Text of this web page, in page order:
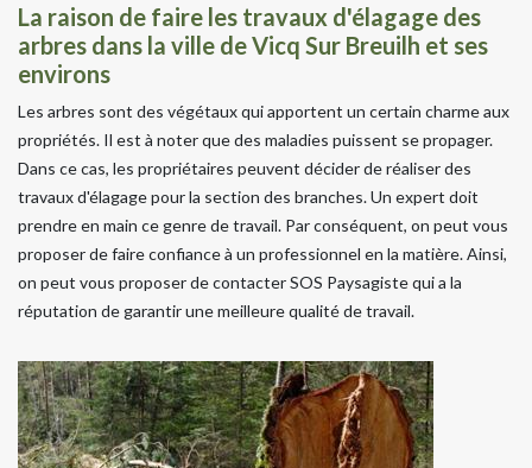
La raison de faire les travaux d'élagage des
arbres dans la ville de Vicq Sur Breuilh et ses
environs
Les arbres sont des végétaux qui apportent un certain charme aux
propriétés. Il est à noter que des maladies puissent se propager.
Dans ce cas, les propriétaires peuvent décider de réaliser des
travaux d'élagage pour la section des branches. Un expert doit
prendre en main ce genre de travail. Par conséquent, on peut vous
proposer de faire confiance à un professionnel en la matière. Ainsi,
on peut vous proposer de contacter SOS Paysagiste qui a la
réputation de garantir une meilleure qualité de travail.